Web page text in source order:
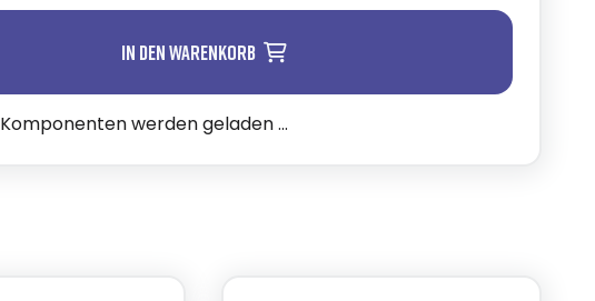
In den Warenkorb
Komponenten werden geladen ...